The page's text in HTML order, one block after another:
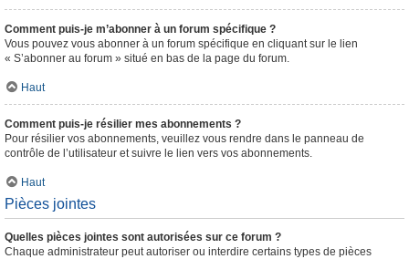
Comment puis-je m’abonner à un forum spécifique ?
Vous pouvez vous abonner à un forum spécifique en cliquant sur le lien
« S’abonner au forum » situé en bas de la page du forum.
Haut
Comment puis-je résilier mes abonnements ?
Pour résilier vos abonnements, veuillez vous rendre dans le panneau de
contrôle de l’utilisateur et suivre le lien vers vos abonnements.
Haut
Pièces jointes
Quelles pièces jointes sont autorisées sur ce forum ?
Chaque administrateur peut autoriser ou interdire certains types de pièces